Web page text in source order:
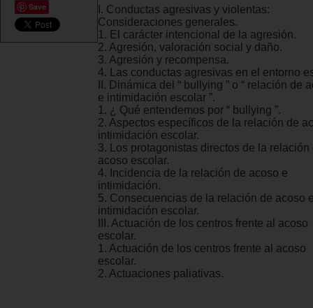
Save
I. Conductas agresivas y violentas:
Consideraciones generales.
1. El carácter intencional de la agresión.
2. Agresión, valoración social y daño.
3. Agresión y recompensa.
4. Las conductas agresivas en el entorno
II. Dinámica del “ bullying ” o “ relación de
e intimidación escolar ”.
1. ¿ Qué entendemos por “ bullying ”.
2. Aspectos específicos de la relación de
intimidación escolar.
3. Los protagonistas directos de la relación
acoso escolar.
4. Incidencia de la relación de acoso e
intimidación.
5. Consecuencias de la relación de acoso
intimidación escolar.
III. Actuación de los centros frente al acoso
escolar.
1. Actuación de los centros frente al acoso
escolar.
2. Actuaciones paliativas.